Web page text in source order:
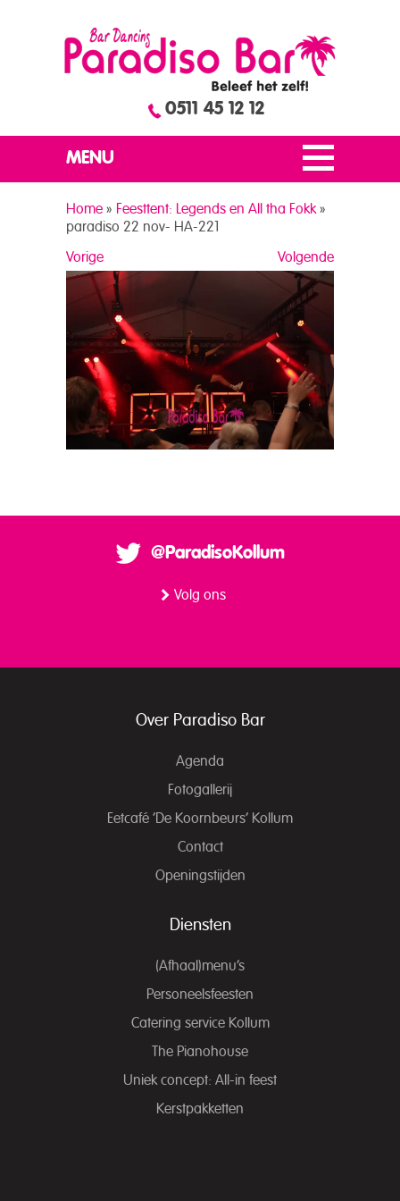
0511 45 12 12
MENU
Home » Feesttent: Legends en All tha Fokk »
paradiso 22 nov- HA-221
Volgende
Vorige
@ParadisoKollum
Volg ons
Over Paradiso Bar
Agenda
Fotogallerij
Eetcafé ‘De Koornbeurs’ Kollum
Contact
Openingstijden
Diensten
(Afhaal)menu’s
Personeelsfeesten
Catering service Kollum
The Pianohouse
Uniek concept: All-in feest
Kerstpakketten